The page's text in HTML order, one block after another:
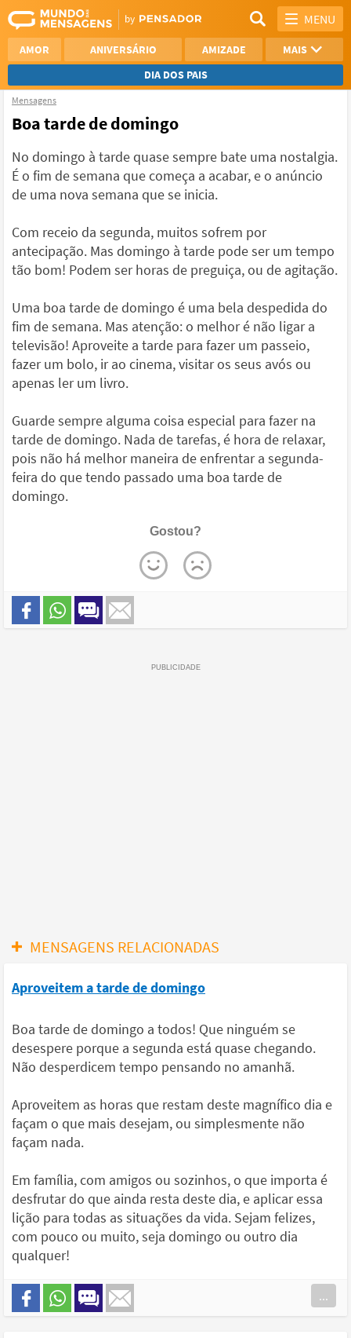
MENU
AMOR ANIVERSÁRIO AMIZADE
MAIS
DIA DOS PAIS
REFLEXÃO
NAMORO
VER TODAS
Mensagens
Boa tarde de domingo
No domingo à tarde quase sempre bate uma nostalgia.
É o fim de semana que começa a acabar, e o anúncio
de uma nova semana que se inicia.
Com receio da segunda, muitos sofrem por
antecipação. Mas domingo à tarde pode ser um tempo
tão bom! Podem ser horas de preguiça, ou de agitação.
Uma boa tarde de domingo é uma bela despedida do
fim de semana. Mas atenção: o melhor é não ligar a
televisão! Aproveite a tarde para fazer um passeio,
fazer um bolo, ir ao cinema, visitar os seus avós ou
apenas ler um livro.
Guarde sempre alguma coisa especial para fazer na
tarde de domingo. Nada de tarefas, é hora de relaxar,
pois não há melhor maneira de enfrentar a segunda-
feira do que tendo passado uma boa tarde de
domingo.
Gostou?
MENSAGENS RELACIONADAS
Aproveitem a tarde de domingo
Boa tarde de domingo a todos! Que ninguém se
desespere porque a segunda está quase chegando.
Não desperdicem tempo pensando no amanhã.
Aproveitem as horas que restam deste magnífico dia e
façam o que mais desejam, ou simplesmente não
façam nada.
Em família, com amigos ou sozinhos, o que importa é
desfrutar do que ainda resta deste dia, e aplicar essa
lição para todas as situações da vida. Sejam felizes,
com pouco ou muito, seja domingo ou outro dia
qualquer!
...